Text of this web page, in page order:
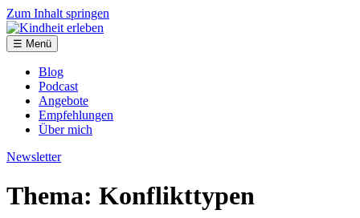
Zum Inhalt springen
☰ Menü
Blog
Podcast
Angebote
Empfehlungen
Über mich
Newsletter
Thema: Konflikttypen